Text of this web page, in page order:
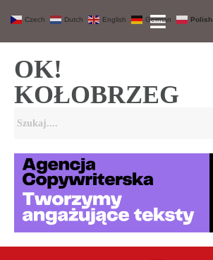
OK!
KOŁOBRZEG
Czech Dutch English German Polish